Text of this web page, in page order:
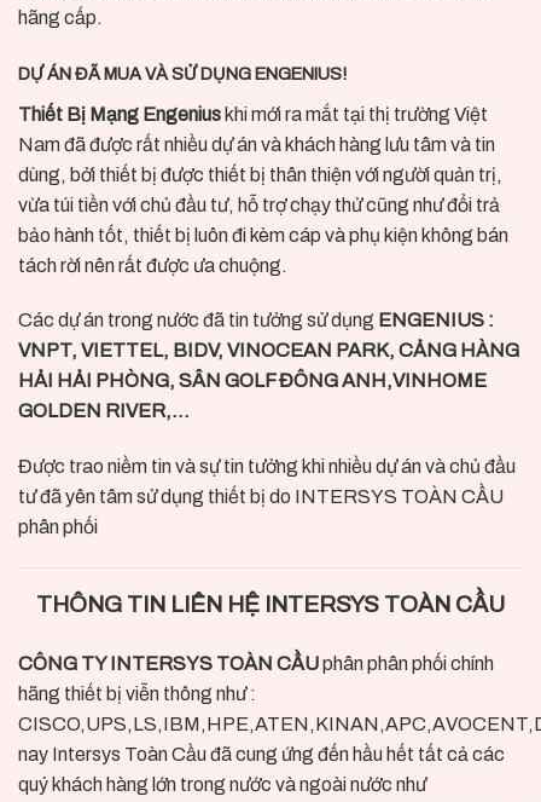
hãng cấp.
DỰ ÁN ĐÃ MUA VÀ SỬ DỤNG ENGENIUS!
Thiết Bị Mạng Engenius khi mới ra mắt tại thị trường Việt
Nam đã được rất nhiều dự án và khách hàng lưu tâm và tin
dùng, bởi thiết bị được thiết bị thân thiện với người quản trị,
vừa túi tiền với chủ đầu tư, hỗ trợ chạy thử cũng như đổi trả
bảo hành tốt, thiết bị luôn đi kèm cáp và phụ kiện không bán
tách rời nên rất được ưa chuộng.
Các dự án trong nước đã tin tưởng sử dụng ENGENIUS :
VNPT, VIETTEL, BIDV, VINOCEAN PARK, CẢNG HÀNG
HẢI HẢI PHÒNG, SÂN GOLF ĐÔNG ANH,VINHOME
GOLDEN RIVER,…
Được trao niềm tin và sự tin tưởng khi nhiều dự án và chủ đầu
tư đã yên tâm sử dụng thiết bị do INTERSYS TOÀN CẦU
phân phối
THÔNG TIN LIÊN HỆ INTERSYS TOÀN CẦU
CÔNG TY INTERSYS TOÀN CẦUphân phân phối chính
hãng thiết bị viễn thông như :
nay Intersys Toàn Cầu đã cung ứng đến hầu hết tất cả các
quý khách hàng lớn trong nước và ngoài nước như